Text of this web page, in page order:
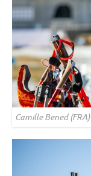
Camille Bened